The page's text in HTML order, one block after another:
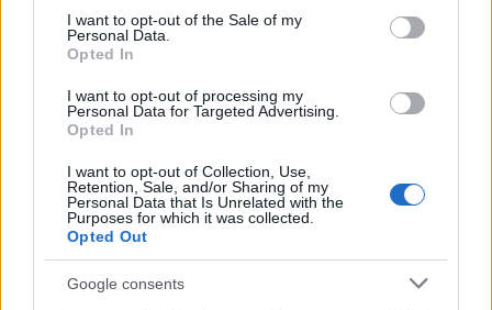
consent section.
I want to opt-out of the Sale of my
Personal Data.
Opted In
I want to opt-out of processing my
Personal Data for Targeted Advertising.
Opted In
I want to opt-out of Collection, Use,
Retention, Sale, and/or Sharing of my
Personal Data that Is Unrelated with the
Purposes for which it was collected.
Opted Out
Google consents
körképe szerint a kereslet-kínálat visszatért
a covid előtti szintre, a választék összetétele
azonban változott. Egyre nagyobb hangsúlyt
kapnak a szárazságtűrő, kevesebb
gondozást igénylő fajok és fajták.
A tavalyi nehéz év után bizakodva tekintenek